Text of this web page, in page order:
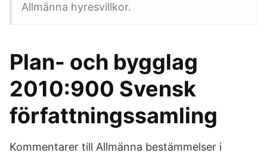
Allmänna hyresvillkor.
Plan- och bygglag
2010:900 Svensk
författningssamling
Kommentarer till Allmänna bestämmelser i